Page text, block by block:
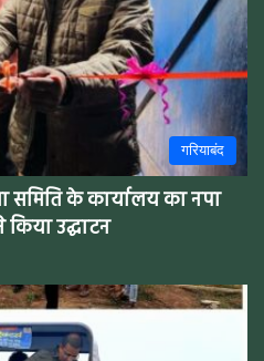
गरियाबंद
समिति के कार्यालय का नपा
उद्घाटन